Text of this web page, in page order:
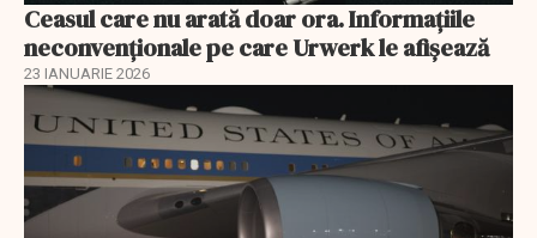
Ceasul care nu arată doar ora. Informațiile
neconvenționale pe care Urwerk le afișează
23 IANUARIE 2026